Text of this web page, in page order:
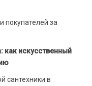
покупателей за
как искусственный
сантехники в